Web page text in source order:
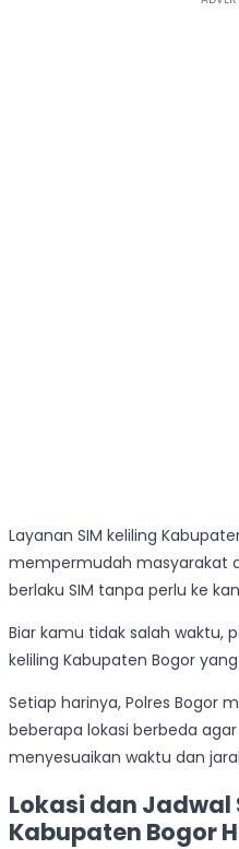
Layanan SIM keliling
mempermudah masyarakat
berlaku SIM tanpa perlu ke
Biar kamu tidak salah waktu,
keliling Kabupaten Bogor
Setiap harinya, Polres Bogor
beberapa lokasi berbeda
menyesuaikan waktu dan
Lokasi dan Jadwal
Kabupaten Bogor